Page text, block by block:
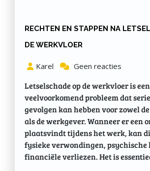
RECHTEN EN STAPPEN NA
DE WERKVLOER
Karel Geen reacties
Letselschade op de werkvloer is een
veelvoorkomend probleem dat
gevolgen kan hebben voor zowel
als de werkgever. Wanneer er een
plaatsvindt tijdens het werk, kan
fysieke verwondingen, psychische
financiële verliezen. Het is